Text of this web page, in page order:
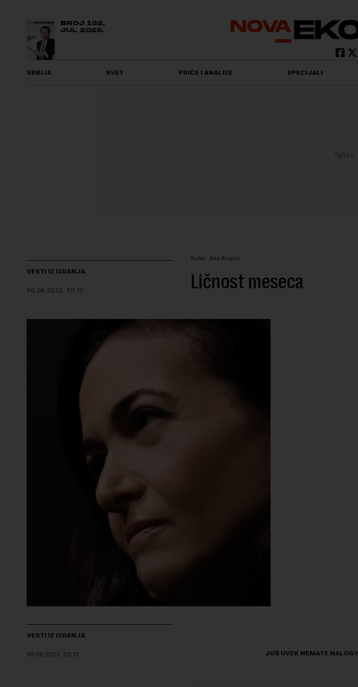
BROJ 132,
JUL 2026.
SRBIJA SVET PRIČE I ANALIZE SPECIJALI
VESTI IZ IZDANJA
30.06.2022. 20:12
Autor: Ana Krajnc
Ličnost meseca
VESTI IZ IZDANJA
30.06.2022. 20:12 JOŠ UVEK NEMATE NALOG?